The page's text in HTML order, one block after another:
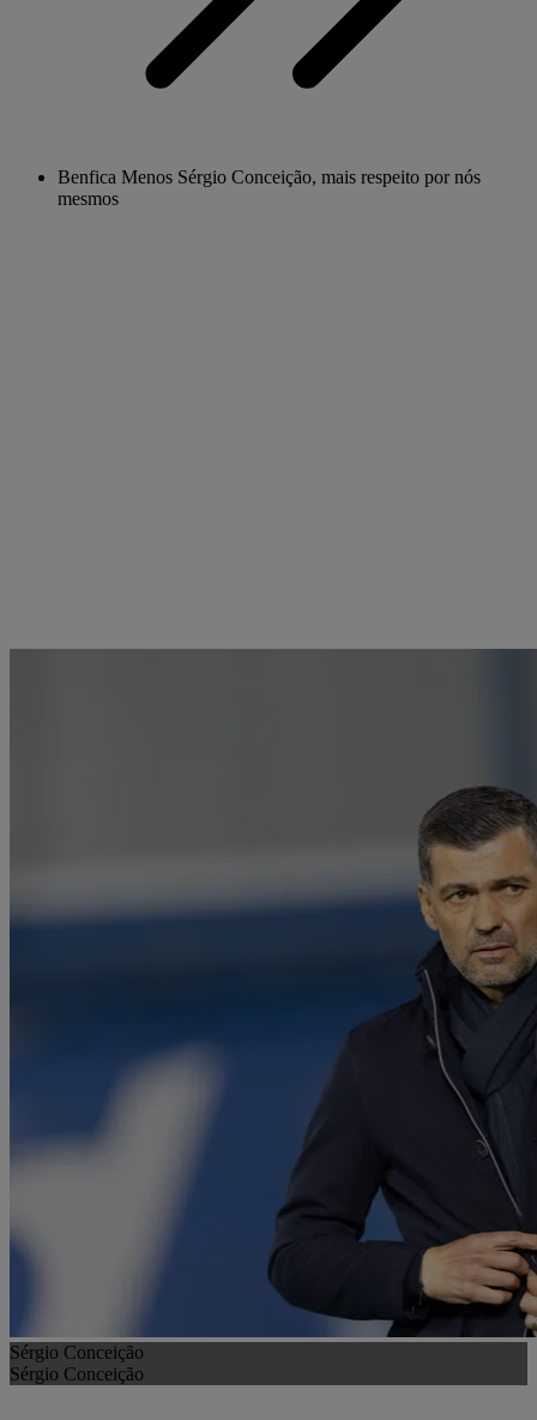
Benfica Menos Sérgio Conceição, mais respeito por nós
mesmos
Sérgio Conceição
Sérgio Conceição